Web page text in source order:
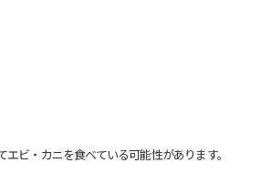
ビ・カニを食べている可能性があります。